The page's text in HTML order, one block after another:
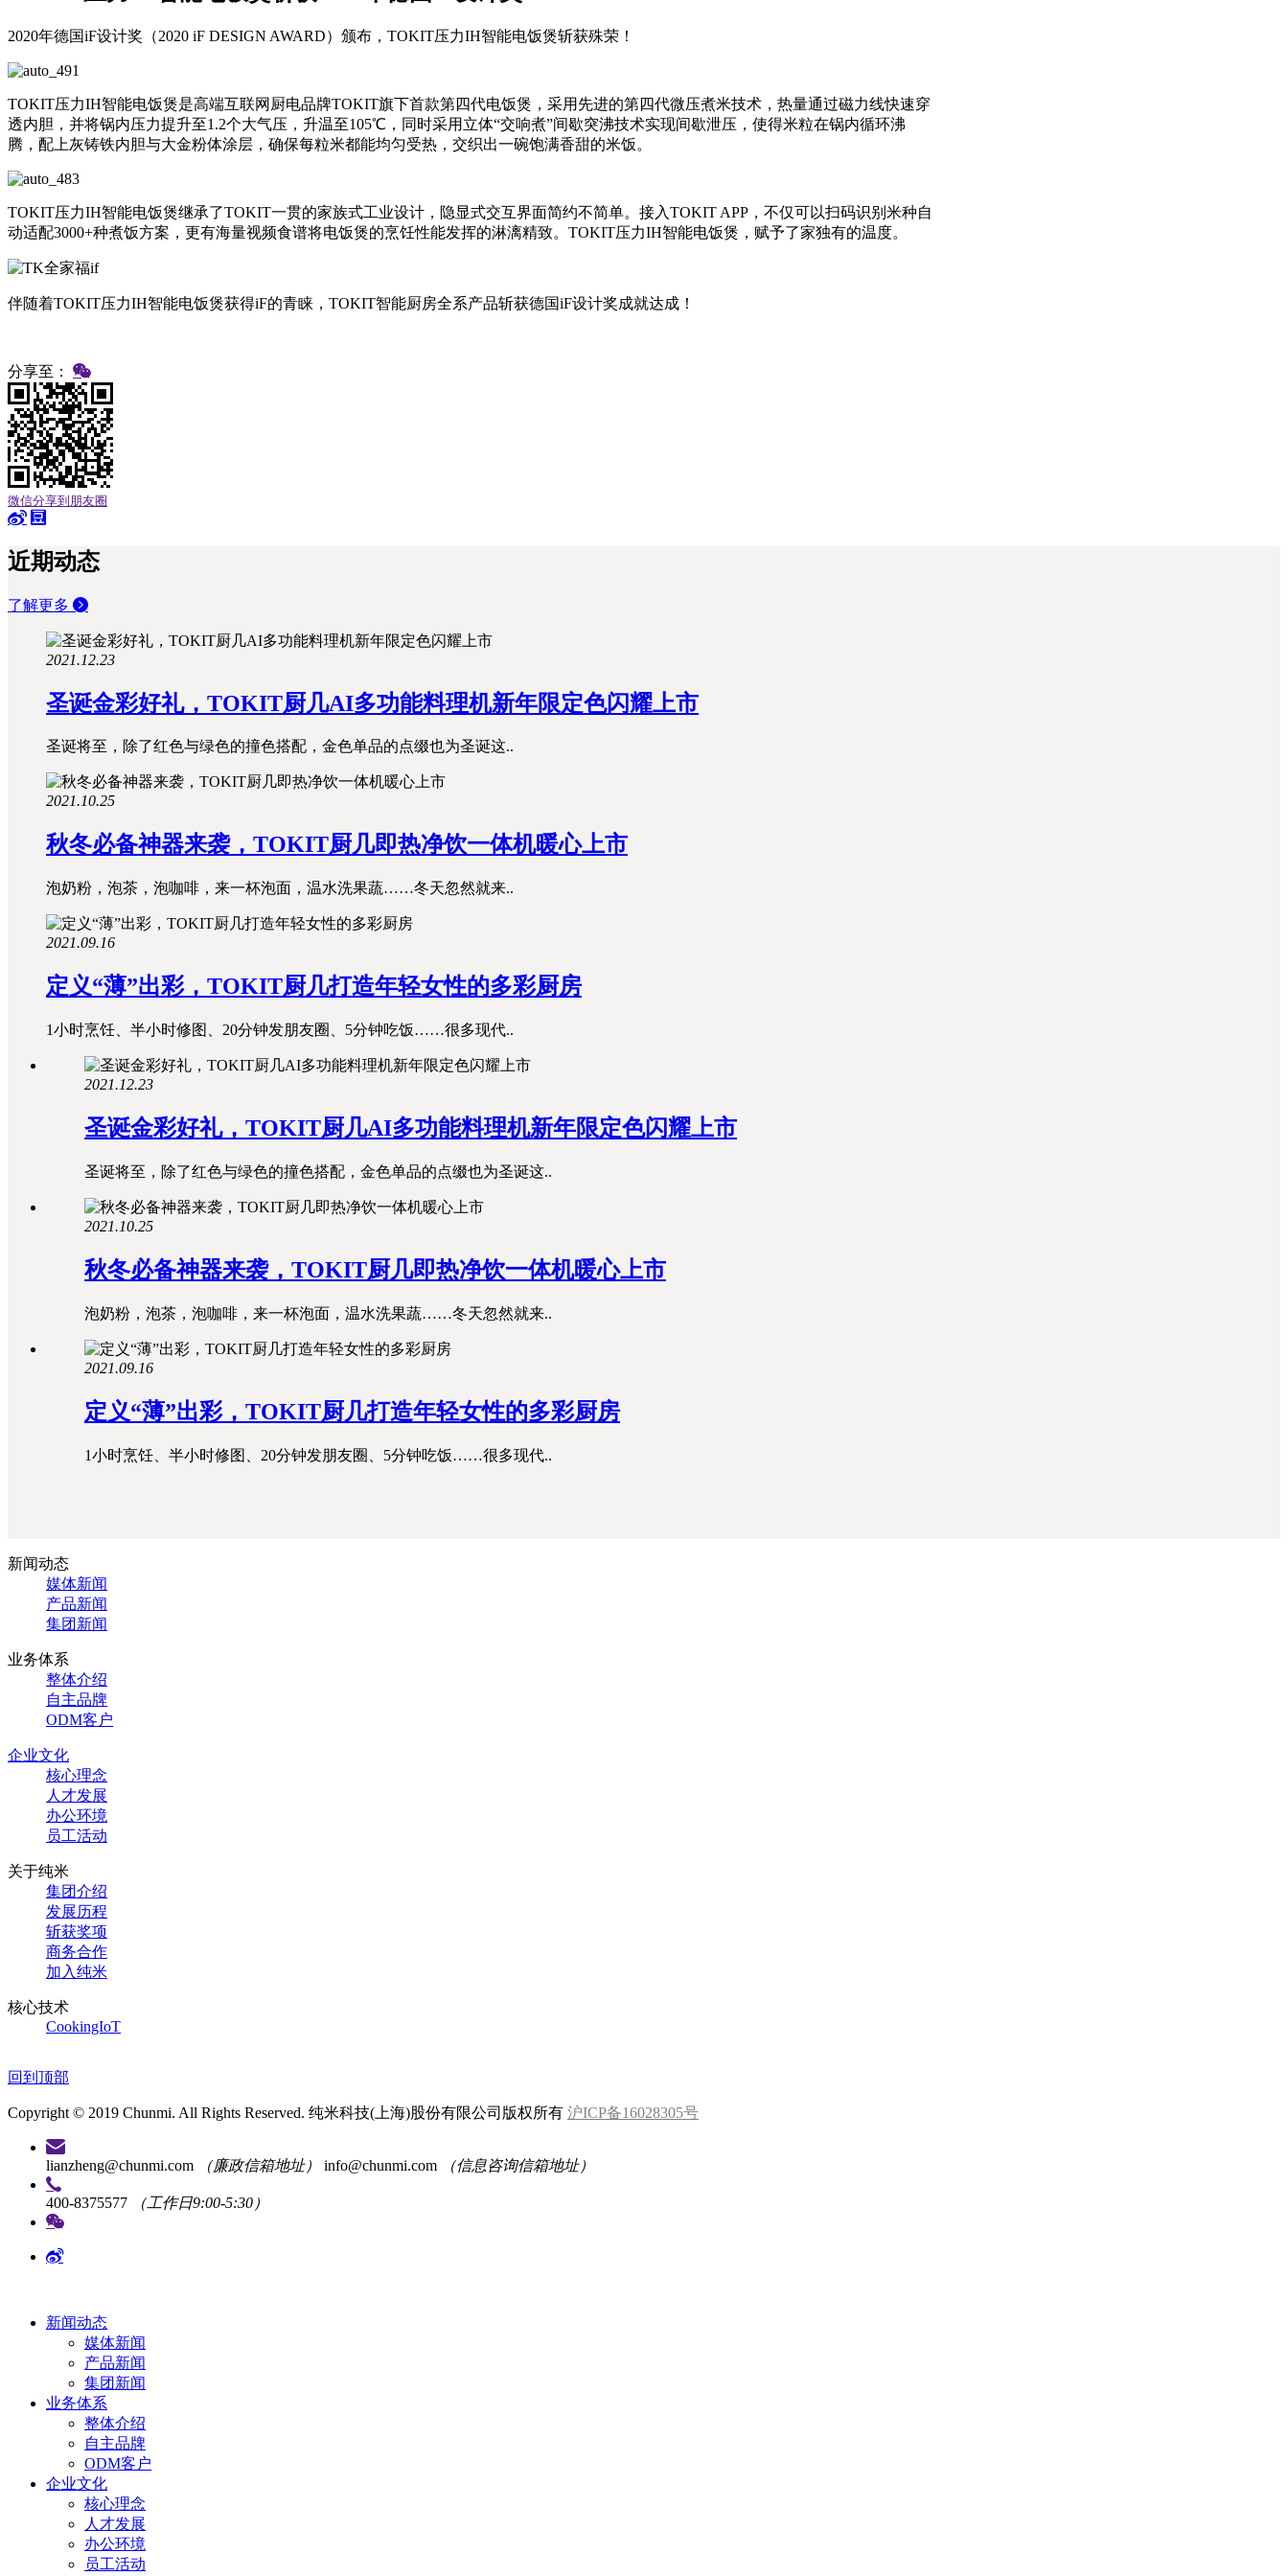
2020年德国iF设计奖（2020 iF DESIGN AWARD）颁布，TOKIT压力IH智能电饭煲斩获殊荣！
TOKIT压力IH智能电饭煲是高端互联网厨电品牌TOKIT旗下首款第四代电饭煲，采用先进的第四代微压煮米技术，热量通过磁力线快速穿
透内胆，并将锅内压力提升至1.2个大气压，升温至105℃，同时采用立体“交响煮”间歇突沸技术实现间歇泄压，使得米粒在锅内循环沸
腾，配上灰铸铁内胆与大金粉体涂层，确保每粒米都能均匀受热，交织出一碗饱满香甜的米饭。
TOKIT压力IH智能电饭煲继承了TOKIT一贯的家族式工业设计，隐显式交互界面简约不简单。接入TOKIT APP，不仅可以扫码识别米种自
动适配3000+种煮饭方案，更有海量视频食谱将电饭煲的烹饪性能发挥的淋漓精致。TOKIT压力IH智能电饭煲，赋予了家独有的温度。
伴随着TOKIT压力IH智能电饭煲获得iF的青睐，TOKIT智能厨房全系产品斩获德国iF设计奖成就达成！
分享至：
微信分享到朋友圈
近期动态
了解更多
2021.12.23
圣诞金彩好礼，TOKIT厨几AI多功能料理机新年限定色闪耀上市
圣诞将至，除了红色与绿色的撞色搭配，金色单品的点缀也为圣诞这..
2021.10.25
秋冬必备神器来袭，TOKIT厨几即热净饮一体机暖心上市
泡奶粉，泡茶，泡咖啡，来一杯泡面，温水洗果蔬……冬天忽然就来..
2021.09.16
定义“薄”出彩，TOKIT厨几打造年轻女性的多彩厨房
1小时烹饪、半小时修图、20分钟发朋友圈、5分钟吃饭……很多现代..
2021.12.23
圣诞金彩好礼，TOKIT厨几AI多功能料理机新年限定色闪耀上市
圣诞将至，除了红色与绿色的撞色搭配，金色单品的点缀也为圣诞这..
2021.10.25
秋冬必备神器来袭，TOKIT厨几即热净饮一体机暖心上市
泡奶粉，泡茶，泡咖啡，来一杯泡面，温水洗果蔬……冬天忽然就来..
2021.09.16
定义“薄”出彩，TOKIT厨几打造年轻女性的多彩厨房
1小时烹饪、半小时修图、20分钟发朋友圈、5分钟吃饭……很多现代..
新闻动态
媒体新闻
产品新闻
集团新闻
业务体系
整体介绍
自主品牌
ODM客户
企业文化
核心理念
人才发展
办公环境
员工活动
关于纯米
集团介绍
发展历程
斩获奖项
商务合作
加入纯米
核心技术
CookingIoT
回到顶部
Copyright © 2019 Chunmi. All Rights Reserved. 纯米科技(上海)股份有限公司版权所有 沪ICP备16028305号
lianzheng@chunmi.com （廉政信箱地址） info@chunmi.com （信息咨询信箱地址）
400-8375577 （工作日9:00-5:30）
新闻动态
媒体新闻
产品新闻
集团新闻
业务体系
整体介绍
自主品牌
ODM客户
企业文化
核心理念
人才发展
办公环境
员工活动